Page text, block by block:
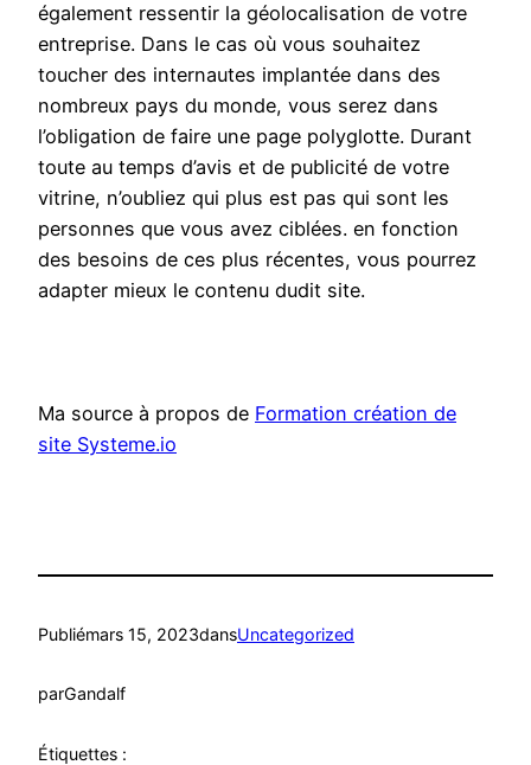
également ressentir la géolocalisation de votre
entreprise. Dans le cas où vous souhaitez
toucher des internautes implantée dans des
nombreux pays du monde, vous serez dans
l’obligation de faire une page polyglotte. Durant
toute au temps d’avis et de publicité de votre
vitrine, n’oubliez qui plus est pas qui sont les
personnes que vous avez ciblées. en fonction
des besoins de ces plus récentes, vous pourrez
adapter mieux le contenu dudit site.
Ma source à propos de Formation création de
site Systeme.io
Publiémars 15, 2023dansUncategorized
parGandalf
Étiquettes :